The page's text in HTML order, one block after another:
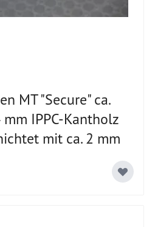
MT "Secure" ca.
IPPC-Kantholz
mit ca. 2 mm